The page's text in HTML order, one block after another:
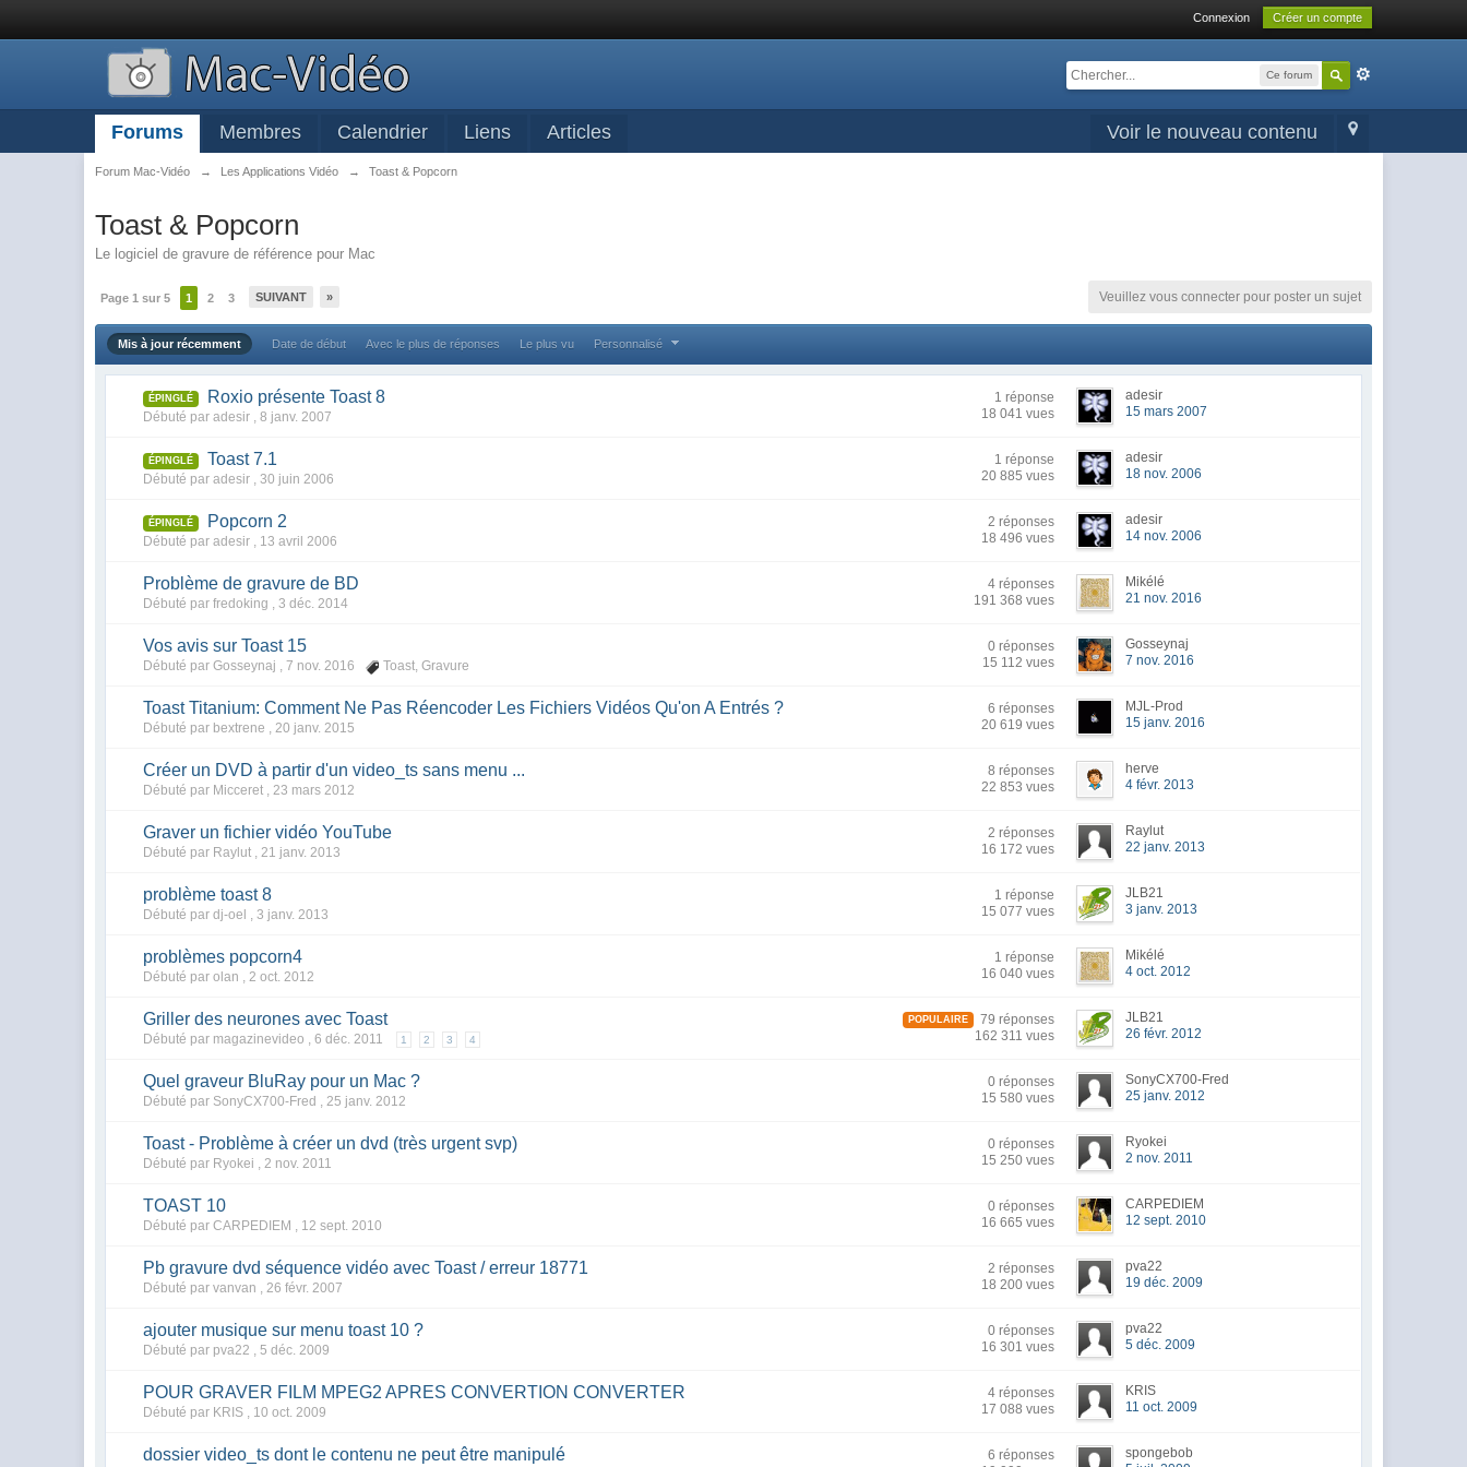
Connexion Créer un compte
Ce forum
Voir le nouveau contenu
Forums Membres Calendrier Liens Articles
Forum Mac-Vidéo → Les Applications Vidéo → Toast & Popcorn
Toast & Popcorn
Le logiciel de gravure de référence pour Mac
Page 1 sur 5 1 2 3 SUIVANT » Veuillez vous connecter pour poster un sujet
Mis à jour récemment Date de début Avec le plus de réponses Le plus vu Personnalisé
ÉPINGLÉ Roxio présente Toast 8
Débuté par adesir ,8 janv. 2007
1 réponse
18 041 vues
adesir
15 mars 2007
ÉPINGLÉ Toast 7.1
Débuté par adesir ,30 juin 2006
1 réponse
20 885 vues
adesir
18 nov. 2006
ÉPINGLÉ Popcorn 2
Débuté par adesir , 13 avril 2006
2 réponses
18 496 vues
adesir
14 nov. 2006
Problème de gravure de BD
Débuté par fredoking ,3 déc. 2014
4 réponses
191 368 vues
Mikélé
21 nov. 2016
Vos avis sur Toast 15
Débuté par Gosseynaj ,7 nov. 2016 Toast,Gravure
0 réponses
15 112 vues
Gosseynaj
7 nov. 2016
Toast Titanium: Comment Ne Pas Réencoder Les Fichiers Vidéos Qu'on A Entrés ?
Débuté par bextrene ,20 janv. 2015
6 réponses
20 619 vues
MJL-Prod
15 janv. 2016
Créer un DVD à partir d'un video_ts sans menu ...
Débuté par Micceret ,23 mars 2012
8 réponses
22 853 vues
herve
4 févr. 2013
Graver un fichier vidéo YouTube
Débuté par Raylut ,21 janv. 2013
2 réponses
16 172 vues
Raylut
22 janv. 2013
problème toast 8
Débuté par dj-oel ,3 janv. 2013
1 réponse
15 077 vues
JLB21
3 janv. 2013
problèmes popcorn4
Débuté par olan ,2 oct. 2012
1 réponse
16 040 vues
Mikélé
4 oct. 2012
Griller des neurones avec Toast
Débuté par magazinevideo ,6 déc. 2011 1 2 3 4
POPULAIRE
79 réponses
162 311 vues
JLB21
26 févr. 2012
Quel graveur BluRay pour un Mac ?
Débuté par SonyCX700-Fred ,25 janv. 2012
0 réponses
15 580 vues
SonyCX700-Fred
25 janv. 2012
Toast - Problème à créer un dvd (très urgent svp)
Débuté par Ryokei ,2 nov. 2011
0 réponses
15 250 vues
Ryokei
2 nov. 2011
TOAST 10
Débuté par CARPEDIEM , 12 sept. 2010
0 réponses
16 665 vues
CARPEDIEM
12 sept. 2010
Pb gravure dvd séquence vidéo avec Toast / erreur 18771
Débuté par vanvan ,26 févr. 2007
2 réponses
18 200 vues
pva22
19 déc. 2009
ajouter musique sur menu toast 10 ?
Débuté par pva22 ,5 déc. 2009
0 réponses
16 301 vues
pva22
5 déc. 2009
POUR GRAVER FILM MPEG2 APRES CONVERTION CONVERTER
Débuté par KRIS , 10 oct. 2009
4 réponses
17 088 vues
KRIS
11 oct. 2009
dossier video_ts dont le contenu ne peut être manipulé
6 réponses
spongebob